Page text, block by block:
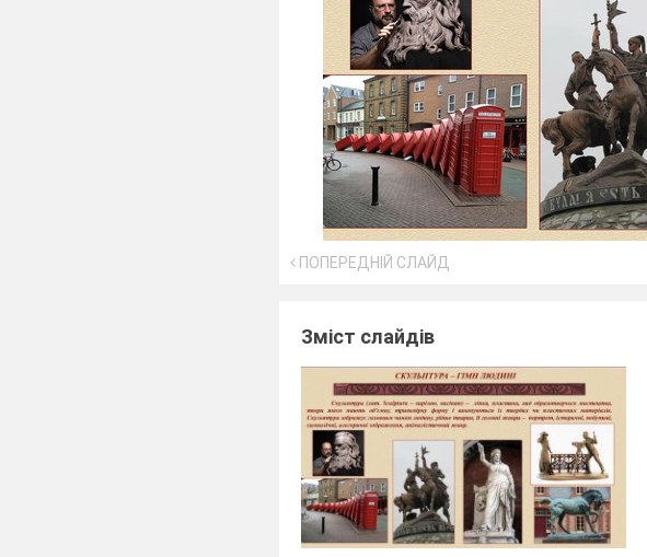
ПОПЕРЕДНІЙ СЛАЙД
Зміст слайдів